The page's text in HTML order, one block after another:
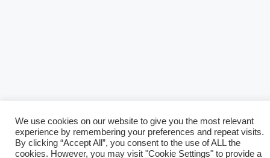
We use cookies on our website to give you the most relevant
experience by remembering your preferences and repeat visits.
By clicking “Accept All”, you consent to the use of ALL the
cookies. However, you may visit "Cookie Settings" to provide a